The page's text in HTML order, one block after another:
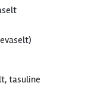
tasuline